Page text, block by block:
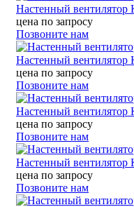
Настенный вентилятор
цена по запросу
Позвоните нам
Настенный вентилятор
цена по запросу
Позвоните нам
Настенный вентилятор
цена по запросу
Позвоните нам
Настенный вентилятор
цена по запросу
Позвоните нам